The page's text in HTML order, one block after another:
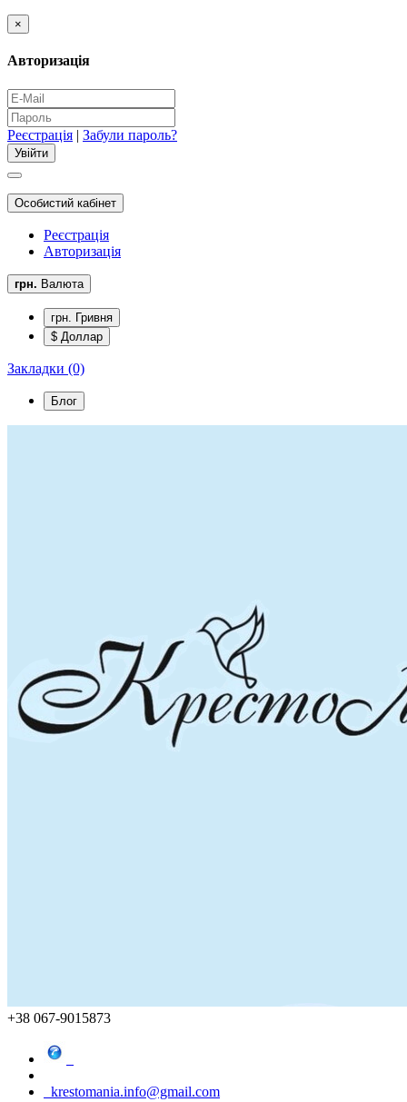
×
Авторизація
Реєстрація | Забули пароль?
Особистий кабінет
Реєстрація
Авторизація
грн. Валюта
грн. Гривня
$ Доллар
Закладки (0)
Блог
+38 067-9015873
krestomania.info@gmail.com